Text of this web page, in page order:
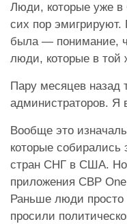
Люди, которые уже
сих пор эмигрируют.
была — понимание,
люди, которые в той
Пару месяцев назад
администраторов. Я
Вообще это
которые собирались
стран СНГ в США. Но
приложения CBP
Раньше люди
просили